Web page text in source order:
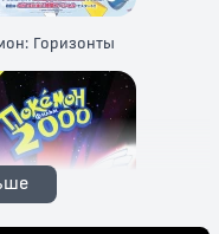
Горизонты